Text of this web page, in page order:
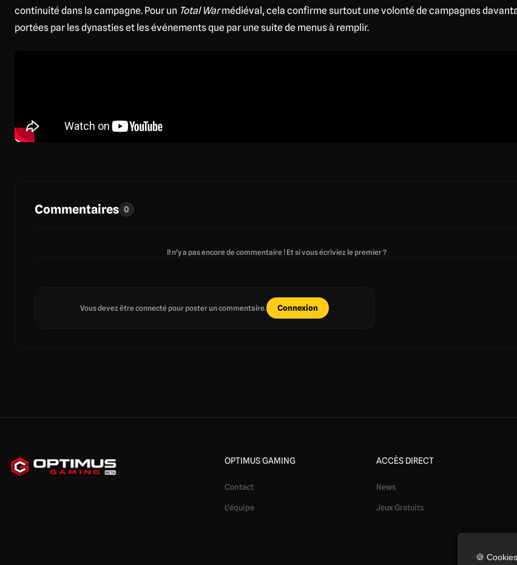
continuité dans la campagne. Pour un Total Warmédiéval, cela confirme surtout une volonté de campagnes
portées par les dynasties et les événements que par une suite de menus à remplir.
Commentaires 0
Il n'y a pas encore de commentaire ! Et si vous écriviez le premier ?
Vous devez être connecté pour poster un commentaire. Connexion
OPTIMUS GAMING
Contact
L'équipe
ACCÈS DIRECT
News
Jeux Gratuits
🍪